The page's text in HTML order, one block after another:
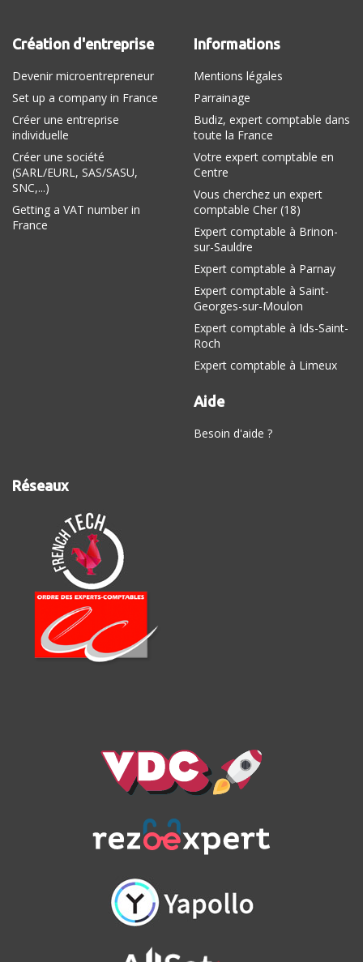
Création d'entreprise
Devenir microentrepreneur
Set up a company in France
Créer une entreprise
individuelle
Créer une société
(SARL/EURL, SAS/SASU,
SNC,...)
Getting a VAT number in
France
Informations
Mentions légales
Parrainage
Budiz, expert comptable dans
toute la France
Votre expert comptable en
Centre
Vous cherchez un expert
comptable Cher (18)
Expert comptable à Brinon-
sur-Sauldre
Expert comptable à Parnay
Expert comptable à Saint-
Georges-sur-Moulon
Expert comptable à Ids-Saint-
Roch
Expert comptable à Limeux
Aide
Besoin d'aide ?
Réseaux